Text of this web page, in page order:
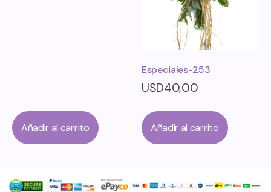
Añadir al carrito
Especiales-253
USD40,00
Añadir al carrito